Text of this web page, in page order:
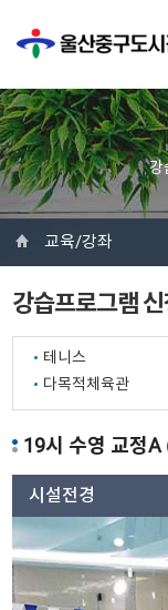
강
교육/강좌
강습프로그램 신
테니스
다목적체육관
19시 수영 교정
시설전경